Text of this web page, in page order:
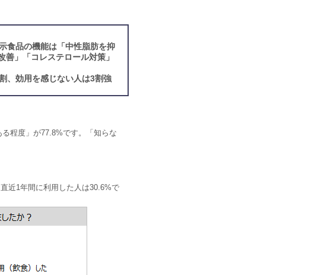
食品の機能は「中性脂肪を抑
」「コレステロール対策」
、効用を感じない人は3割強
程度」が77.8%です。「知らな
近1年間に利用した人は30.6%で